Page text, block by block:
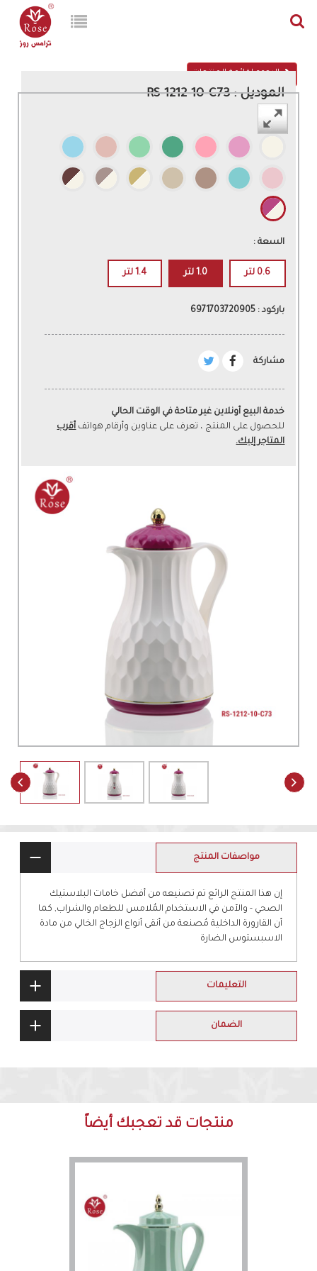
الرجوع لقائمة المنتجات
الموديل : RS-1212-10-C73
اللون :
السعة :
0.6 لتر 1.0 لتر 1.4 لتر
باركود : 6971703720905
مشاركة
خدمة البيع أونلاين غير متاحة في الوقت الحالي
للحصول على المنتج ، تعرف على عناوين وأرقام هواتفأقرب
المتاجر إليك.
مواصفات المنتج
إن هذا المنتج الرائع تم تصنيعه من أفضل خامات البلاستيك
الصحي - والآمن في الاستخدام المُلامس للطعام والشراب, كما
أن القارورة الداخلية مُصنعة من أنقى أنواع الزجاج الخالي من مادة
الاسبستوس الضارة
التعليمات
الضمان
منتجات قد تعجبك أيضاً